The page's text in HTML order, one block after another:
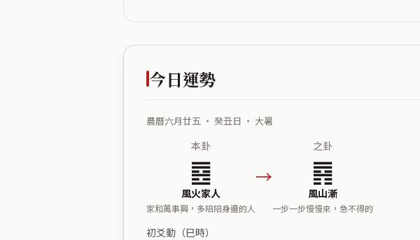
今日運勢
農曆六月廿五 ・ 癸丑日 ・ 大暑
本卦
䷤
風火家人
家和萬事興，多陪陪身邊的人
→
之卦
䷴
風山漸
一步一步慢慢來，急不得的
初爻動（巳時）